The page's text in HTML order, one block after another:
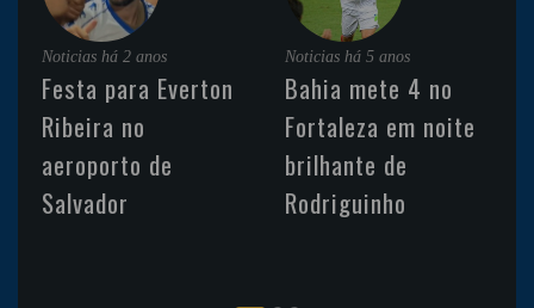
Noticias há 2 anos
Festa para Everton
Ribeira no
aeroporto de
Salvador
Noticias há 5 anos
Bahia mete 4 no
Fortaleza em noite
brilhante de
Rodriguinho